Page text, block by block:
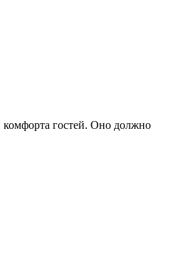
комфорта гостей. Оно должно